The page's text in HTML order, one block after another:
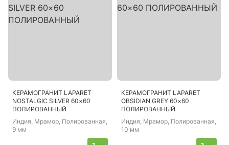
КЕРАМОГРАНИТ LAPARET
NOSTALGIC SILVER 60×60
ПОЛИРОВАННЫЙ
Индия, Мрамор, Полированная,
9 мм
КЕРАМОГРАНИТ LAPARET
OBSIDIAN GREY 60×60
ПОЛИРОВАННЫЙ
Индия, Мрамор, Полированная,
10 мм